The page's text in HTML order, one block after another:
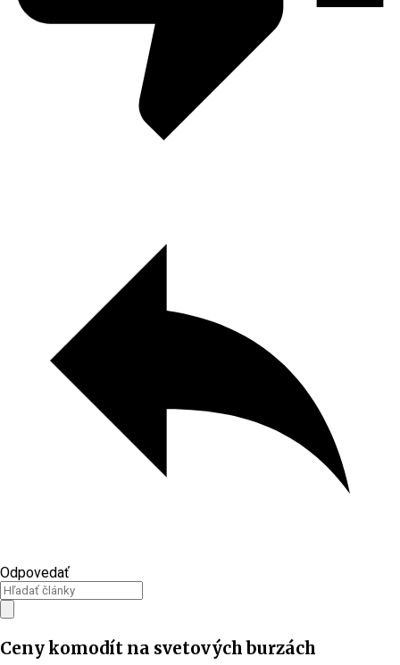
Odpovedať
Ceny komodít na svetových burzách